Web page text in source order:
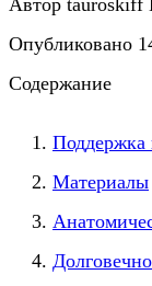
Опубликовано
Содержание
Поддержка
Материалы